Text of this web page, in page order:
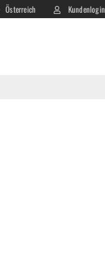
Österreich Kundenlogin